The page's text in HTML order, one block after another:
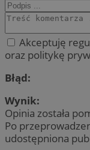
Akceptuję
oraz politykę
Błąd:
Wynik:
Opinia została
Po
udostępniona